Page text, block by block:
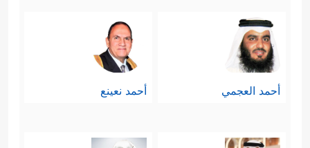
أحمد العجمي أحمد نعينع